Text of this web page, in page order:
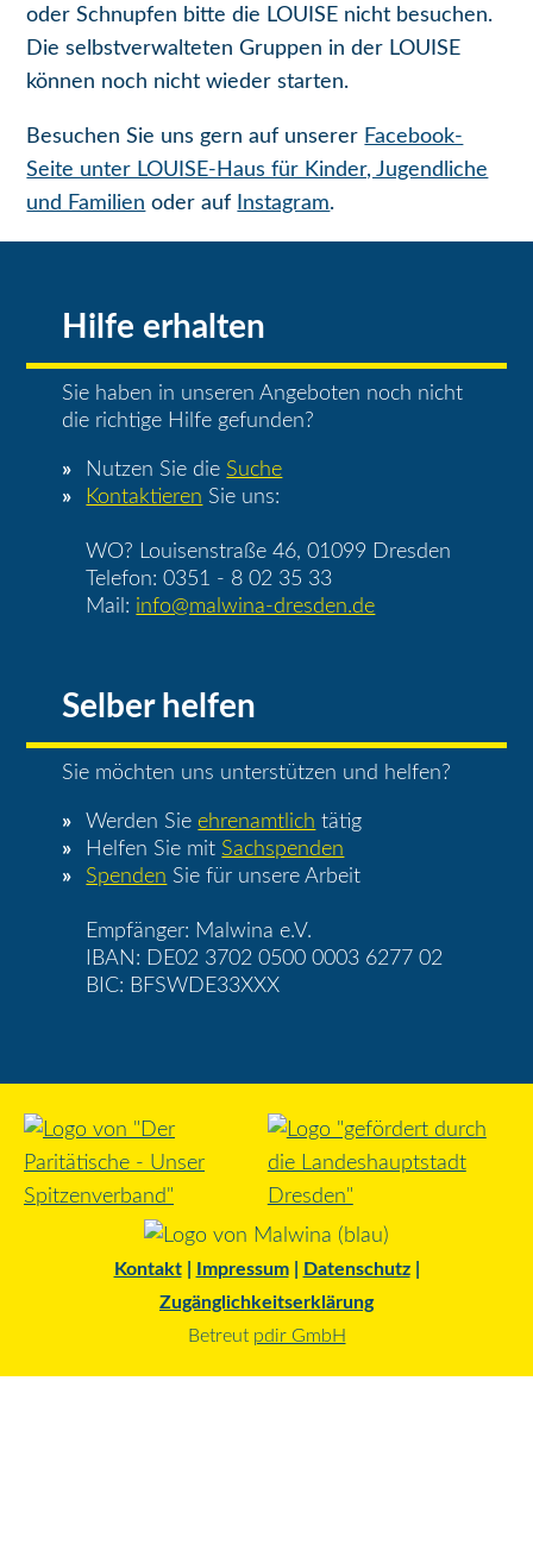
oder Schnupfen bitte die LOUISE nicht besuchen.
Die selbstverwalteten Gruppen in der LOUISE
können noch nicht wieder starten.
Besuchen Sie uns gern auf unserer Facebook-
Seite unter LOUISE-Haus für Kinder, Jugendliche
und Familien oder auf Instagram.
Hilfe erhalten
Sie haben in unseren Angeboten noch nicht
die richtige Hilfe gefunden?
Nutzen Sie die Suche
Kontaktieren Sie uns:
WO? Louisenstraße 46, 01099 Dresden
Telefon: 0351 - 8 02 35 33
Mail: info@malwina-dresden.de
Selber helfen
Sie möchten uns unterstützen und helfen?
Werden Sie ehrenamtlich tätig
Helfen Sie mit Sachspenden
Spenden Sie für unsere Arbeit
Empfänger: Malwina e.V.
IBAN: DE02 3702 0500 0003 6277 02
BIC: BFSWDE33XXX
Kontakt| Impressum| Datenschutz|
Zugänglichkeitserklärung
Betreut pdir GmbH